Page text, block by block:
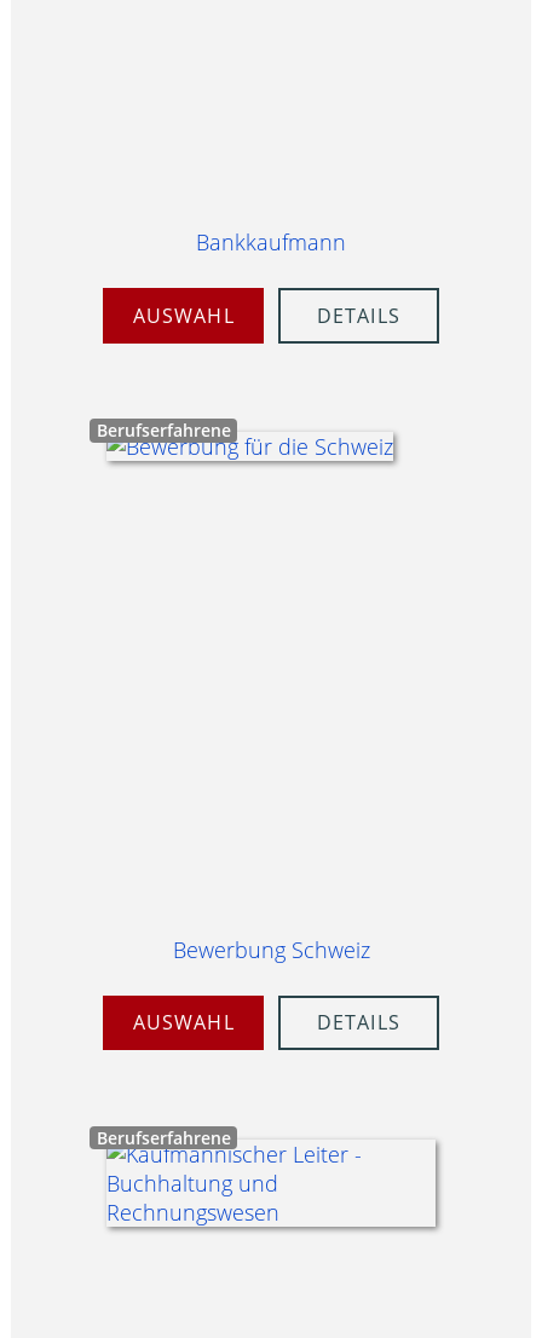
Bankkaufmann
AUSWAHL DETAILS
Berufserfahrene
Bewerbung Schweiz
AUSWAHL DETAILS
Berufserfahrene